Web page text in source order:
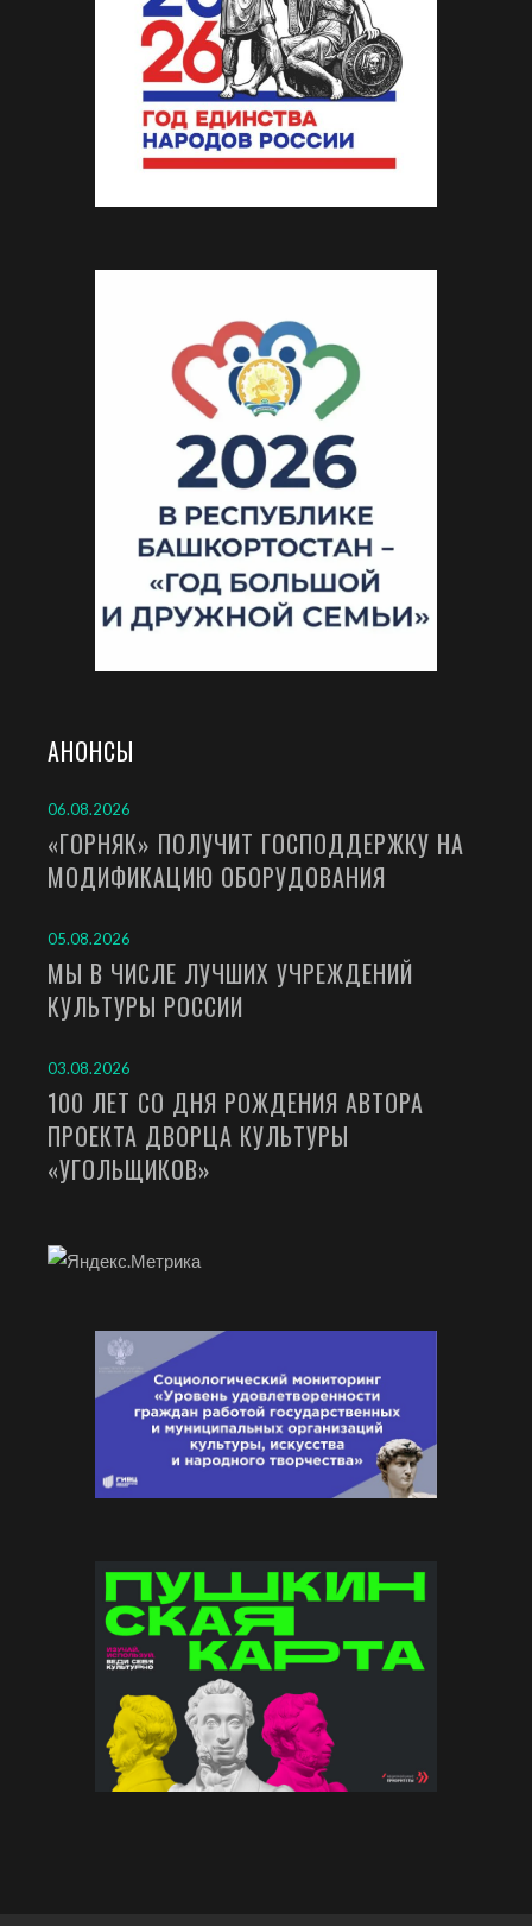
АНОНСЫ
06.08.2026
«ГОРНЯК» ПОЛУЧИТ ГОСПОДДЕРЖКУ НА
МОДИФИКАЦИЮ ОБОРУДОВАНИЯ
05.08.2026
МЫ В ЧИСЛЕ ЛУЧШИХ УЧРЕЖДЕНИЙ
КУЛЬТУРЫ РОССИИ
03.08.2026
100 ЛЕТ СО ДНЯ РОЖДЕНИЯ АВТОРА
ПРОЕКТА ДВОРЦА КУЛЬТУРЫ
«УГОЛЬЩИКОВ»